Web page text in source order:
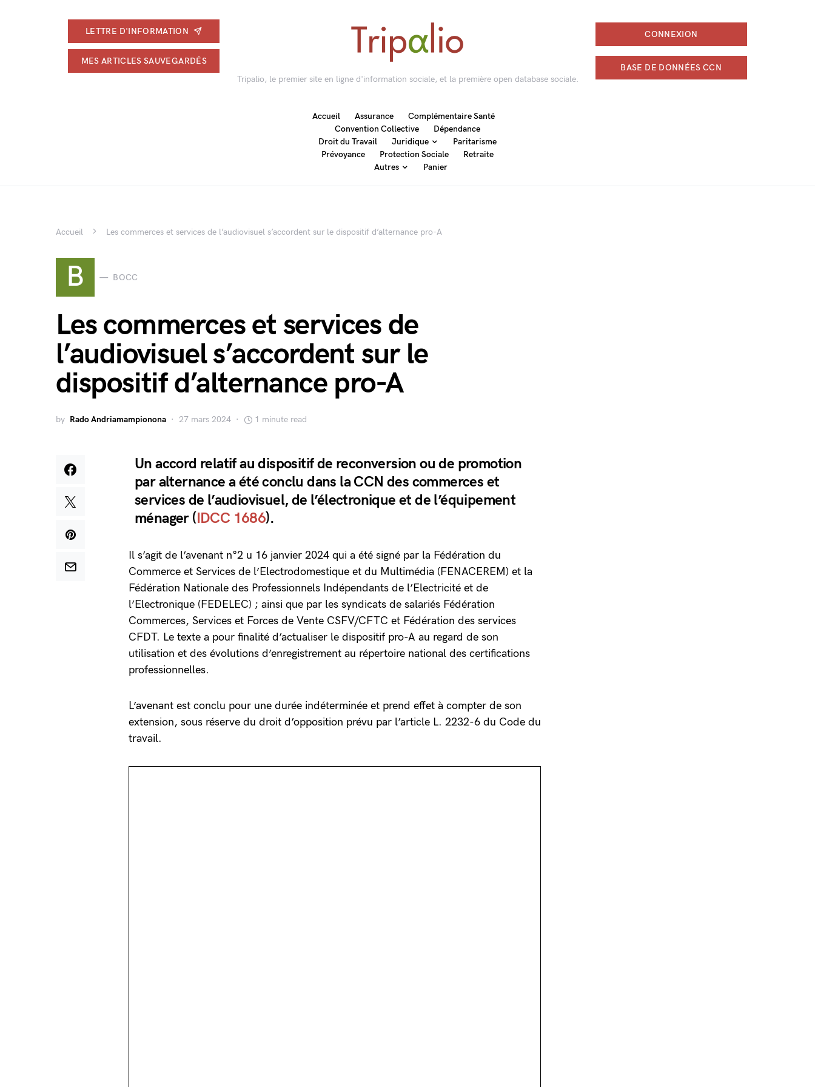
LETTRE D'INFORMATION
MES ARTICLES SAUVEGARDÉS
Tripalio, le premier site en ligne d'information sociale, et la première open database sociale.
CONNEXION
BASE DE DONNÉES CCN
Accueil Assurance
Complémentaire Santé
Convention Collective
Dépendance
Droit du Travail
Juridique
Paritarisme
Prévoyance
Protection Sociale
Retraite
Autres
Panier
Accueil Les commerces et services de l’audiovisuel s’accordent sur le dispositif d’alternance pro-A
B BOCC
Les commerces et services de
l’audiovisuel s’accordent sur le
dispositif d’alternance pro-A
by Rado Andriamampionona 27 mars 2024 1 minute read
Un accord relatif au dispositif de reconversion ou de promotion
par alternance a été conclu dans la CCN des commerces et
services de l’audiovisuel, de l’électronique et de l’équipement
ménager (IDCC 1686).
Il s’agit de l’avenant n°2 u 16 janvier 2024 qui a été signé par la Fédération du
Commerce et Services de l’Electrodomestique et du Multimédia (FENACEREM) et la
Fédération Nationale des Professionnels Indépendants de l’Electricité et de
l’Electronique (FEDELEC) ; ainsi que par les syndicats de salariés Fédération
Commerces, Services et Forces de Vente CSFV/CFTC et Fédération des services
CFDT. Le texte a pour finalité d’actualiser le dispositif pro-A au regard de son
utilisation et des évolutions d’enregistrement au répertoire national des certifications
professionnelles.
L’avenant est conclu pour une durée indéterminée et prend effet à compter de son
extension, sous réserve du droit d’opposition prévu par l’article L. 2232-6 du Code du
travail.